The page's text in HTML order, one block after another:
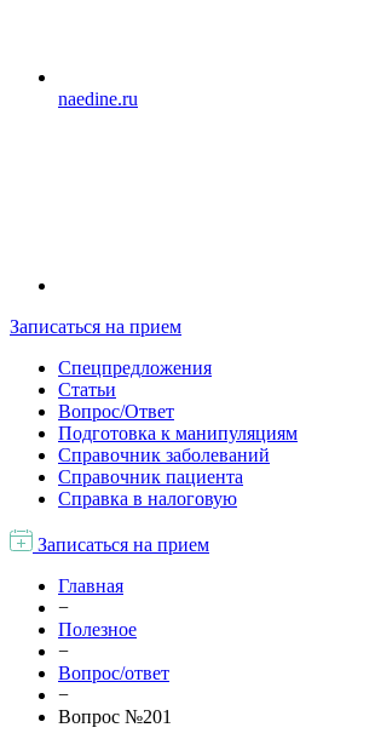
naedine.ru
Записаться на прием
Спецпредложения
Статьи
Вопрос/Ответ
Подготовка к манипуляциям
Справочник заболеваний
Справочник пациента
Справка в налоговую
Записаться на прием
Главная
−
Полезное
−
Вопрос/ответ
−
Вопрос №201